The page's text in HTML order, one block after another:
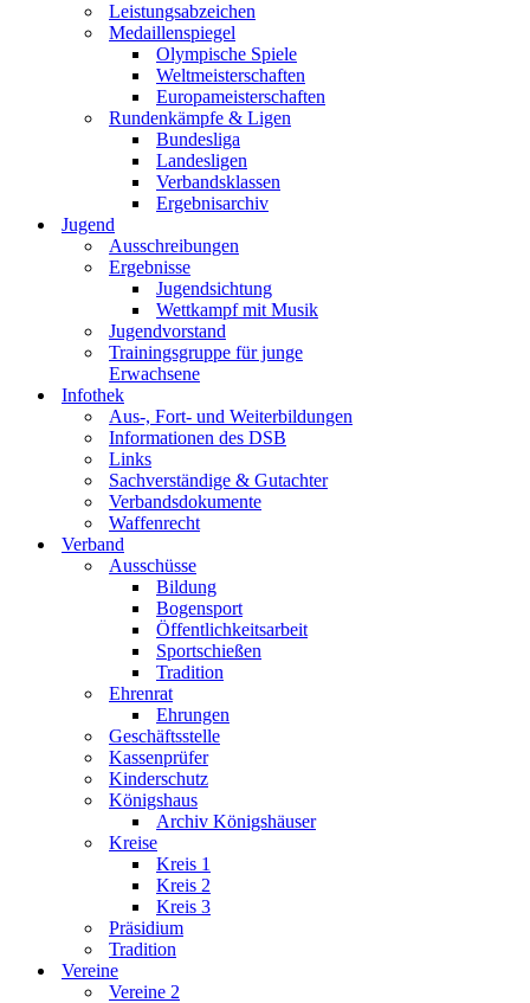
Leistungsabzeichen
Medaillenspiegel
Olympische Spiele
Weltmeisterschaften
Europameisterschaften
Rundenkämpfe & Ligen
Bundesliga
Landesligen
Verbandsklassen
Ergebnisarchiv
Jugend
Ausschreibungen
Ergebnisse
Jugendsichtung
Wettkampf mit Musik
Jugendvorstand
Trainingsgruppe für junge
Erwachsene
Infothek
Aus-, Fort- und Weiterbildungen
Informationen des DSB
Links
Sachverständige & Gutachter
Verbandsdokumente
Waffenrecht
Verband
Ausschüsse
Bildung
Bogensport
Öffentlichkeitsarbeit
Sportschießen
Tradition
Ehrenrat
Ehrungen
Geschäftsstelle
Kassenprüfer
Kinderschutz
Königshaus
Archiv Königshäuser
Kreise
Kreis 1
Kreis 2
Kreis 3
Präsidium
Tradition
Vereine
Vereine 2